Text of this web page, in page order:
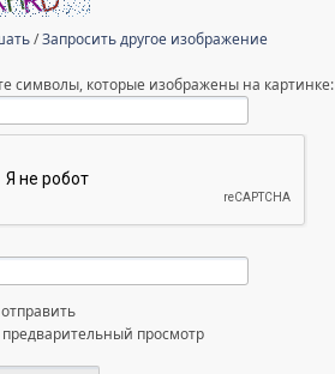
/Запросить другое изображение
символы, которые изображены на картинке:
просмотр